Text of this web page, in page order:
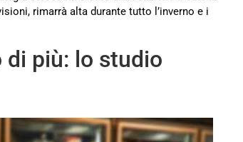
rimarrà alta durante tutto l’inverno e i
più: lo studio